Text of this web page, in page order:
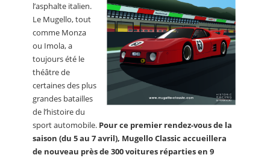
l’asphalte italien.
Le Mugello, tout
comme Monza
ou Imola, a
toujours été le
théâtre de
certaines des plus
grandes batailles
de l’histoire du
sport automobile. Pour ce premier rendez-vous de la
saison (du 5 au 7 avril), Mugello Classic accueillera
de nouveau près de 300 voitures réparties en 9